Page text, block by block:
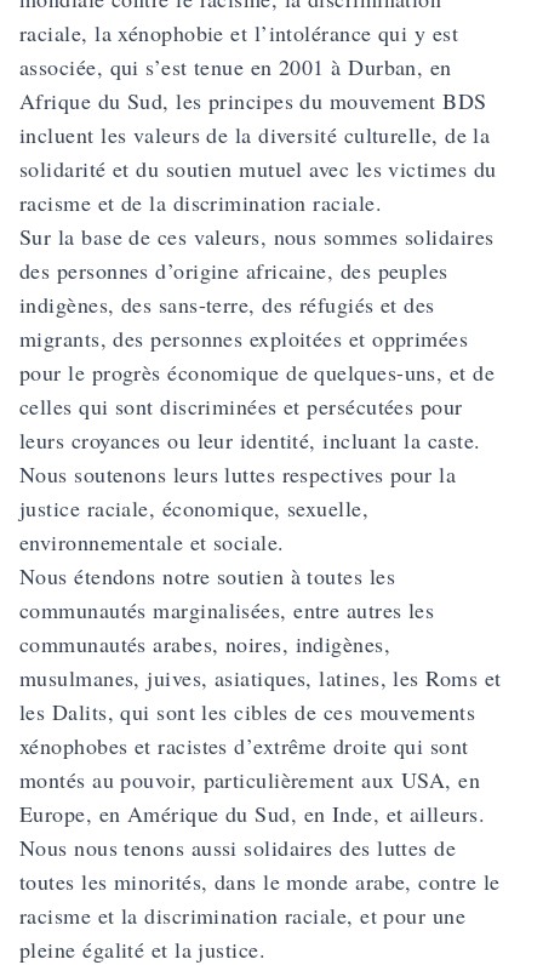
raciale, la xénophobie et l’intolérance qui y est
associée, qui s’est tenue en 2001 à Durban, en
Afrique du Sud, les principes du mouvement BDS
incluent les valeurs de la diversité culturelle, de la
solidarité et du soutien mutuel avec les victimes du
racisme et de la discrimination raciale.
Sur la base de ces valeurs, nous sommes solidaires
des personnes d’origine africaine, des peuples
indigènes, des sans-terre, des réfugiés et des
migrants, des personnes exploitées et opprimées
pour le progrès économique de quelques-uns, et de
celles qui sont discriminées et persécutées pour
leurs croyances ou leur identité, incluant la caste.
Nous soutenons leurs luttes respectives pour la
justice raciale, économique, sexuelle,
environnementale et sociale.
Nous étendons notre soutien à toutes les
communautés marginalisées, entre autres les
communautés arabes, noires, indigènes,
musulmanes, juives, asiatiques, latines, les Roms et
les Dalits, qui sont les cibles de ces mouvements
xénophobes et racistes d’extrême droite qui sont
montés au pouvoir, particulièrement aux USA, en
Europe, en Amérique du Sud, en Inde, et ailleurs.
Nous nous tenons aussi solidaires des luttes de
toutes les minorités, dans le monde arabe, contre le
racisme et la discrimination raciale, et pour une
pleine égalité et la justice.